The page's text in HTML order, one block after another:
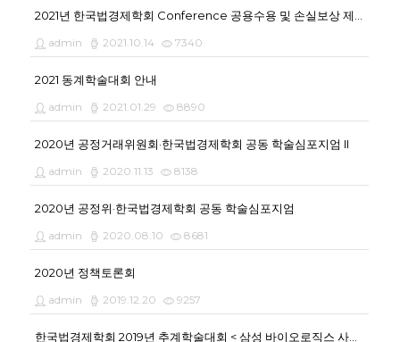
admin 2021.10.14 7340
2021 동계학술대회 안내
admin 2021.01.29 8890
2020년 공정거래위원회·한국법경제학회 공동 학술심포지엄 II
admin 2020.11.13 8138
2020년 공정위·한국법경제학회 공동 학술심포지엄
admin 2020.08.10 8681
2020년 정책토론회
admin 2019.12.20 9257